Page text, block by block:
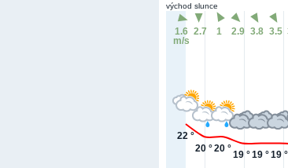
22 °
20 °20 °
19 °19 °19 °
východ slunce
1.6
m/s
2.7 1 2.9 3.8 3.5